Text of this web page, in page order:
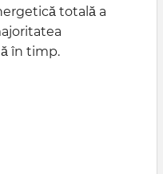
totală a
în timp.